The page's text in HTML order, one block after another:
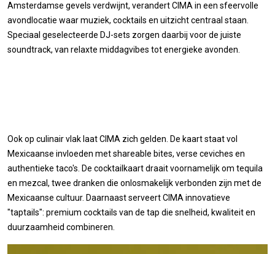
Amsterdamse gevels verdwijnt, verandert CIMA in een sfeervolle
avondlocatie waar muziek, cocktails en uitzicht centraal staan.
Speciaal geselecteerde DJ-sets zorgen daarbij voor de juiste
soundtrack, van relaxte middagvibes tot energieke avonden.
Ook op culinair vlak laat CIMA zich gelden. De kaart staat vol
Mexicaanse invloeden met shareable bites, verse ceviches en
authentieke taco's. De cocktailkaart draait voornamelijk om tequila
en mezcal, twee dranken die onlosmakelijk verbonden zijn met de
Mexicaanse cultuur. Daarnaast serveert CIMA innovatieve
"taptails": premium cocktails van de tap die snelheid, kwaliteit en
duurzaamheid combineren.